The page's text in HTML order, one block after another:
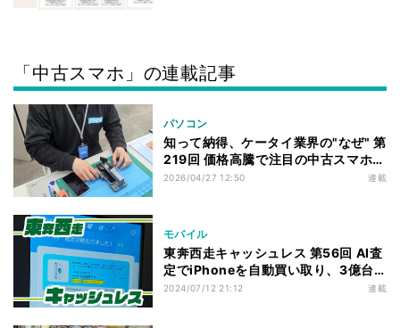
「中古スマホ」の連載記事
パソコン
知って納得、ケータイ業界の"なぜ" 第
219回 価格高騰で注目の中古スマホ、
日本人の心理的ハードルをクリアする
2026/04/27 12:50 連載
モバイル
東奔西走キャッシュレス 第56回 AI査
定でiPhoneを自動買い取り、3億台
のタンススマホを取り込めるか
2024/07/12 21:12 連載